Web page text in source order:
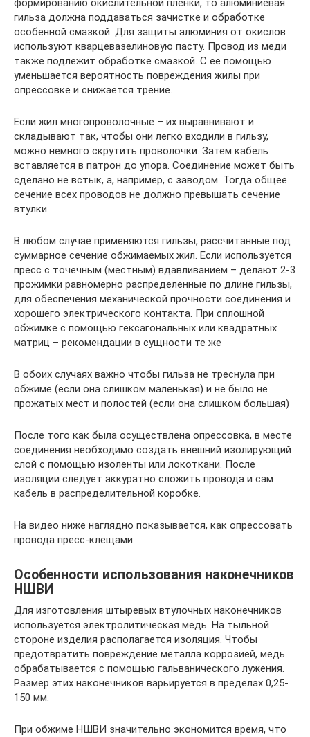
формированию окислительной пленки, то алюминиевая
гильза должна поддаваться зачистке и обработке
особенной смазкой. Для защиты алюминия от окислов
используют кварцевазелиновую пасту. Провод из меди
также подлежит обработке смазкой. С ее помощью
уменьшается вероятность повреждения жилы при
опрессовке и снижается трение.
Если жил многопроволочные – их выравнивают и
складывают так, чтобы они легко входили в гильзу,
можно немного скрутить проволочки. Затем кабель
вставляется в патрон до упора. Соединение может быть
сделано не встык, а, например, с заводом. Тогда общее
сечение всех проводов не должно превышать сечение
втулки.
В любом случае применяются гильзы, рассчитанные под
суммарное сечение обжимаемых жил. Если используется
пресс с точечным (местным) вдавливанием – делают 2-3
прожимки равномерно распределенные по длине гильзы,
для обеспечения механической прочности соединения и
хорошего электрического контакта. При сплошной
обжимке с помощью гексагональных или квадратных
матриц – рекомендации в сущности те же
В обоих случаях важно чтобы гильза не треснула при
обжиме (если она слишком маленькая) и не было не
прожатых мест и полостей (если она слишком большая)
После того как была осуществлена опрессовка, в месте
соединения необходимо создать внешний изолирующий
слой с помощью изоленты или локоткани. После
изоляции следует аккуратно сложить провода и сам
кабель в распределительной коробке.
На видео ниже наглядно показывается, как опрессовать
провода пресс-клещами:
Особенности использования наконечников
НШВИ
Для изготовления штыревых втулочных наконечников
используется электролитическая медь. На тыльной
стороне изделия располагается изоляция. Чтобы
предотвратить повреждение металла коррозией, медь
обрабатывается с помощью гальванического лужения.
Размер этих наконечников варьируется в пределах 0,25-
150 мм.
При обжиме НШВИ значительно экономится время, что